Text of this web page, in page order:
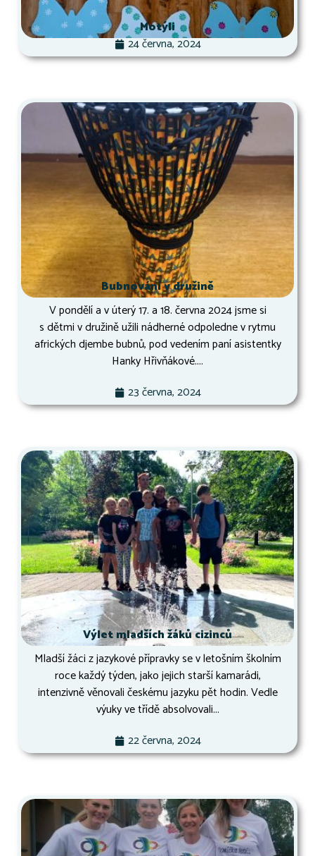
Motýli
24 června, 2024
Bubnování v družině
V pondělí a v úterý 17. a 18. června 2024 jsme si
s dětmi v družině užili nádherné odpoledne v rytmu
afrických djembe bubnů, pod vedením paní asistentky
Hanky Hřivňákové....
23 června, 2024
Výlet mladších žáků cizinců
Mladší žáci z jazykové přípravky se v letošním školním
roce každý týden, jako jejich starší kamarádi,
intenzivně věnovali českému jazyku pět hodin. Vedle
výuky ve třídě absolvovali...
22 června, 2024